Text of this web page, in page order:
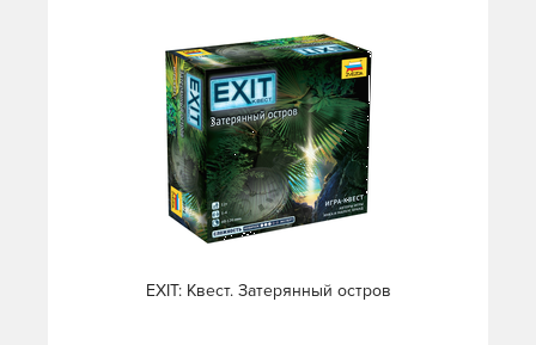
EXIT: Квест. Затерянный остров